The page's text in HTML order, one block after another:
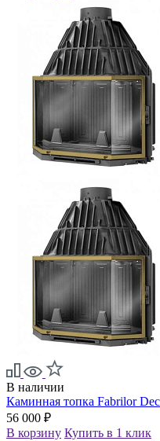
В наличии
Каминная топка Fabrilor
56 000 ₽
В корзину Купить в 1 клик